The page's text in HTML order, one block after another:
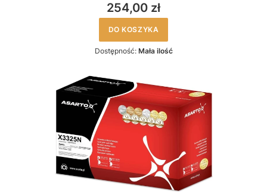
254,00 zł
DO KOSZYKA
Dostępność: Mała ilość